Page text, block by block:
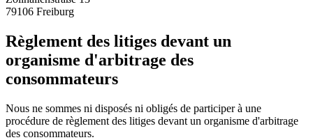
79106 Freiburg
Règlement des litiges devant un
organisme d'arbitrage des
consommateurs
Nous ne sommes ni disposés ni obligés de participer à une
procédure de règlement des litiges devant un organisme d'arbitrage
des consommateurs.